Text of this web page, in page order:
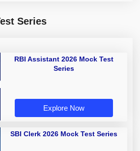
Series
RBI Assistant 2026 Mock Test
Series
Explore Now
SBI Clerk 2026 Mock Test Series